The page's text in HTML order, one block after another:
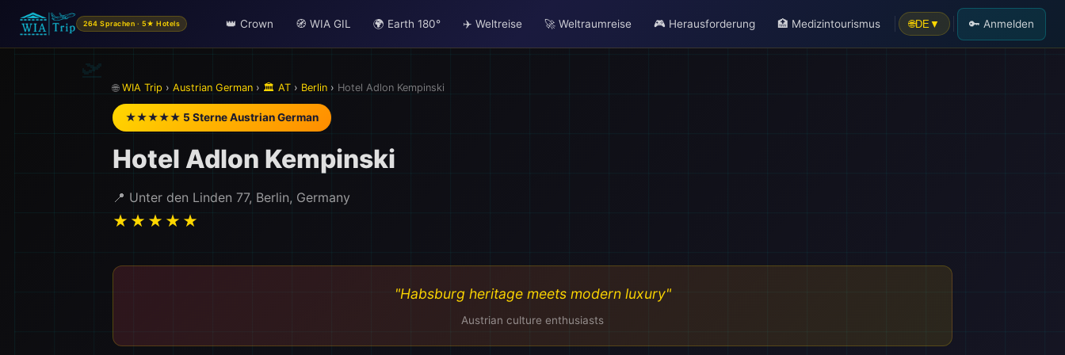
264 Sprachen · 5★ Hotels 👑 Crown 🧭 WIA GIL 🌍 Earth 180° ✈️ Weltreise 🚀 Weltraumreise 🎮 Herausforderung 🏥 Medizintourismus 🌐DE ▼ 🔑 Anmelden
🌐 WIA Trip › Austrian German › 🏛️ AT › Berlin › Hotel Adlon Kempinski
★★★★★ 5 Sterne Austrian German
Hotel Adlon Kempinski
📍 Unter den Linden 77, Berlin, Germany
★★★★★
"Habsburg heritage meets modern luxury"
Austrian culture enthusiasts